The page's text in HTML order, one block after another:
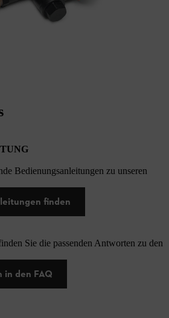
Bedienungsanleitungen zu unseren
finden
Sie die passenden Antworten zu den
den FAQ